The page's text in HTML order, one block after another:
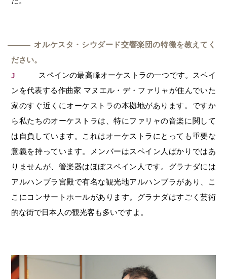
― オルケスタ・シウダード交響楽団の特徴を教えてく
ださい。
J
スペインの最高峰オーケストラの一つです。スペイ
ンを代表する作曲家 マヌエル・デ・ファリャが住んでいた
家のすぐ近くにオーケストラの本拠地があります。ですか
ら私たちのオーケストラは、特にファリャの音楽に関して
は自負しています。これはオーケストラにとっても重要な
意義を持っています。メンバーはスペイン人ばかりではあ
りませんが、管楽器はほぼスペイン人です。グラナダには
アルハンブラ宮殿で有名な観光地アルハンブラがあり、こ
こにコンサートホールがあります。グラナダはすごく芸術
的な街で日本人の観光客も多いですよ。